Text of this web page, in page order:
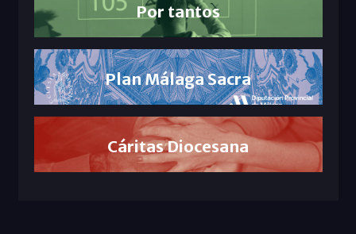
Por tantos
Plan Málaga Sacra
Cáritas Diocesana